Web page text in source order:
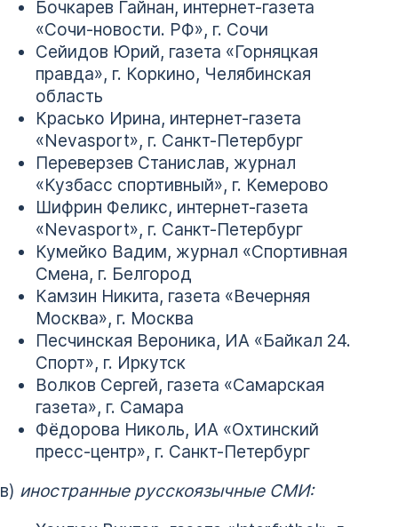
Бочкарев Гайнан, интернет-газета
«Сочи-новости. РФ», г. Сочи
Сейидов Юрий, газета «Горняцкая
правда», г. Коркино, Челябинская
область
Красько Ирина, интернет-газета
«Nevasport», г. Санкт-Петербург
Переверзев Станислав, журнал
«Кузбасс спортивный», г. Кемерово
Шифрин Феликс, интернет-газета
«Nevasport», г. Санкт-Петербург
Кумейко Вадим, журнал «Спортивная
Смена, г. Белгород
Камзин Никита, газета «Вечерняя
Москва», г. Москва
Песчинская Вероника, ИА «Байкал 24.
Спорт», г. Иркутск
Волков Сергей, газета «Самарская
газета», г. Самара
Фёдорова Николь, ИА «Охтинский
пресс-центр», г. Санкт-Петербург
в) иностранные русскоязычные СМИ: